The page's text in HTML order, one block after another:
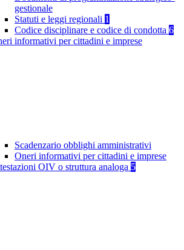
gestionale
Statuti e leggi regionali 1
Codice disciplinare e codice di condotta 6
informativi per cittadini e imprese
Scadenzario obblighi amministrativi
Oneri informativi per cittadini e imprese
OIV o struttura analoga 5